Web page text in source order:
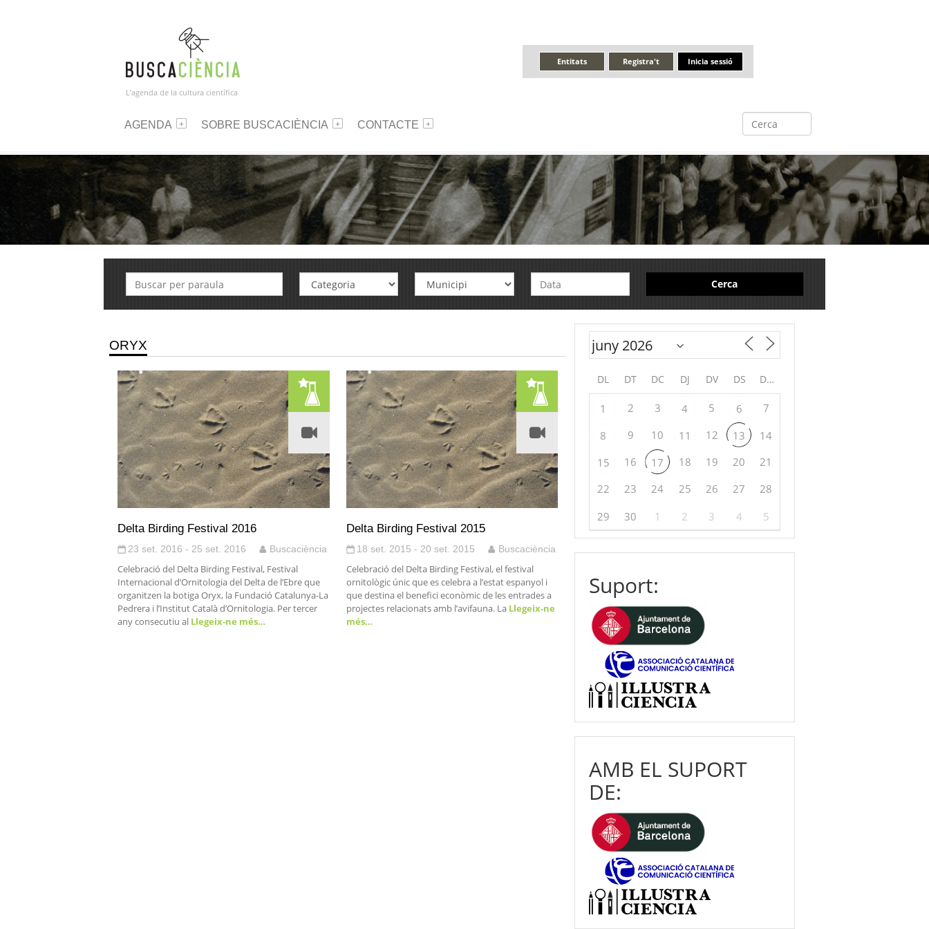
L’agenda de la cultura científica
Inicia sessió
Registra't
Entitats
AGENDA SOBRE BUSCACIÈNCIA CONTACTE
Cerca
ORYX
Delta Birding Festival 2016
23 set. 2016 - 25 set. 2016 Buscaciència
Celebració del Delta Birding Festival, Festival
Internacional d’Ornitologia del Delta de l’Ebre que
organitzen la botiga Oryx, la Fundació Catalunya-La
Pedrera i l’Institut Català d’Ornitologia. Per tercer
any consecutiu al Llegeix-ne més…
Delta Birding Festival 2015
18 set. 2015 - 20 set. 2015 Buscaciència
Celebració del Delta Birding Festival, el festival
ornitològic únic que es celebra a l’estat espanyol i
que destina el benefici econòmic de les entrades a
projectes relacionats amb l’avifauna. LaLlegeix-ne
més…
DL DT DC DJ DV DS DG
1 2 3 4 5 6 7
8 9 10 11 12 13
14
15
16 17 18 19 20
21
22
23 24 25 26 27
28
29
30 1 2 3 4 5
Suport:
AMB EL SUPORT
DE: